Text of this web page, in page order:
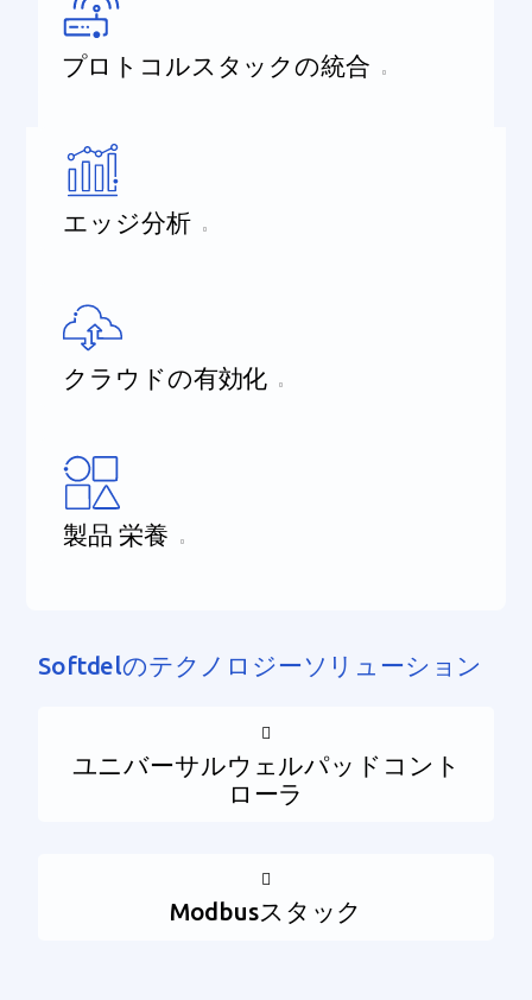
プロトコルスタックの統合
エッジ分析
クラウドの有効化
製品 栄養
Softdelのテクノロジーソリューション
ユニバーサルウェルパッドコント
ローラ
Modbusスタック